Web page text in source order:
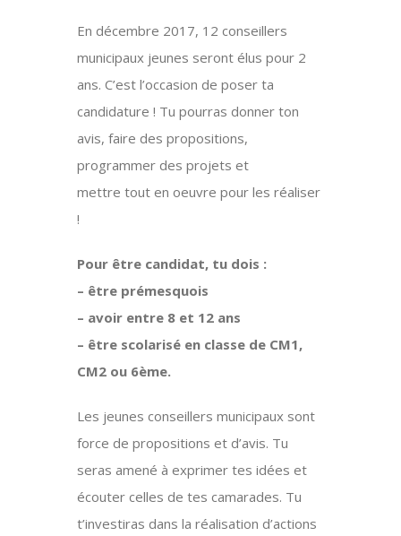
En décembre 2017, 12 conseillers
municipaux jeunes seront élus pour 2
ans. C’est l’occasion de poser ta
candidature ! Tu pourras donner ton
avis, faire des propositions,
programmer des projets et
mettre tout en oeuvre pour les réaliser
!
Pour être candidat, tu dois :
– être prémesquois
– avoir entre 8 et 12 ans
– être scolarisé en classe de CM1,
CM2 ou 6ème.
Les jeunes conseillers municipaux sont
force de propositions et d’avis. Tu
seras amené à exprimer tes idées et
écouter celles de tes camarades. Tu
t’investiras dans la réalisation d’actions